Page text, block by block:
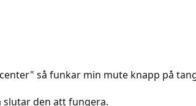
så funkar min mute knapp på
den att fungera.